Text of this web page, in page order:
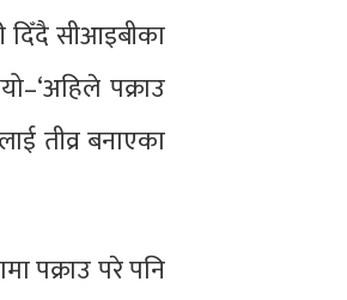
दिँदै सीआइबीका
पक्राउ
तीव्र बनाएका
पक्राउ परे पनि